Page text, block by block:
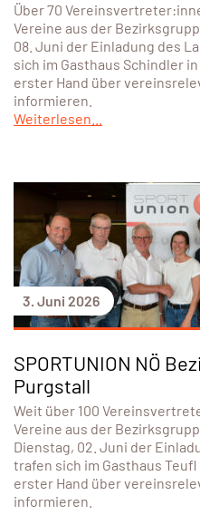
Über 70
Vereine aus der
08. Juni der Einladung des
sich im Gasthaus Schindler
erster Hand über
informieren.
Weiterlesen...
3. Juni 2026
SPORTUNION NÖ
Purgstall
Weit über 100
Vereine aus der
Dienstag, 02. Juni der
trafen sich im Gasthaus
erster Hand über
informieren.